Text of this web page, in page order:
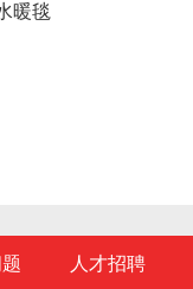
暖毯
人才招聘